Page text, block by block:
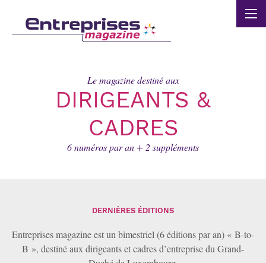
Le magazine destiné aux
DIRIGEANTS &
CADRES
6 numéros par an + 2 suppléments
DERNIÈRES ÉDITIONS
Entreprises magazine est un bimestriel (6 éditions par an) « B-to-
B », destiné aux dirigeants et cadres d’entreprise du Grand-